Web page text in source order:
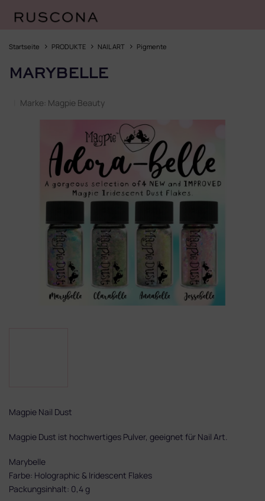
InhaltStartseite PRODUKTE NAIL ART Pigmente
MARYBELLE
Marke: Magpie Beauty
Magpie Nail Dust
Magpie Dust ist hochwertiges Pulver, geeignet für Nail Art.
Marybelle
Farbe: Holographic & Iridescent Flakes
Packungsinhalt: 0,4 g